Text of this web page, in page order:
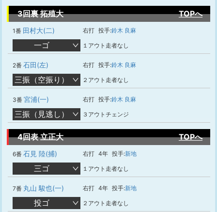
3回裏 拓殖大 TOPへ
1番 田村大(二) 右打 投手:鈴木 良麻
一ゴ １アウト走者なし
2番 石田(左) 右打 投手:鈴木 良麻
三振（空振り） ２アウト走者なし
3番 宮浦(一) 右打 投手:鈴木 良麻
三振（見逃し） ３アウトチェンジ
4回表 立正大 TOPへ
6番 石見 陸(捕) 右打 4年 投手:新地
三ゴ １アウト走者なし
7番 丸山 駿也(一) 右打 4年 投手:新地
投ゴ ２アウト走者なし